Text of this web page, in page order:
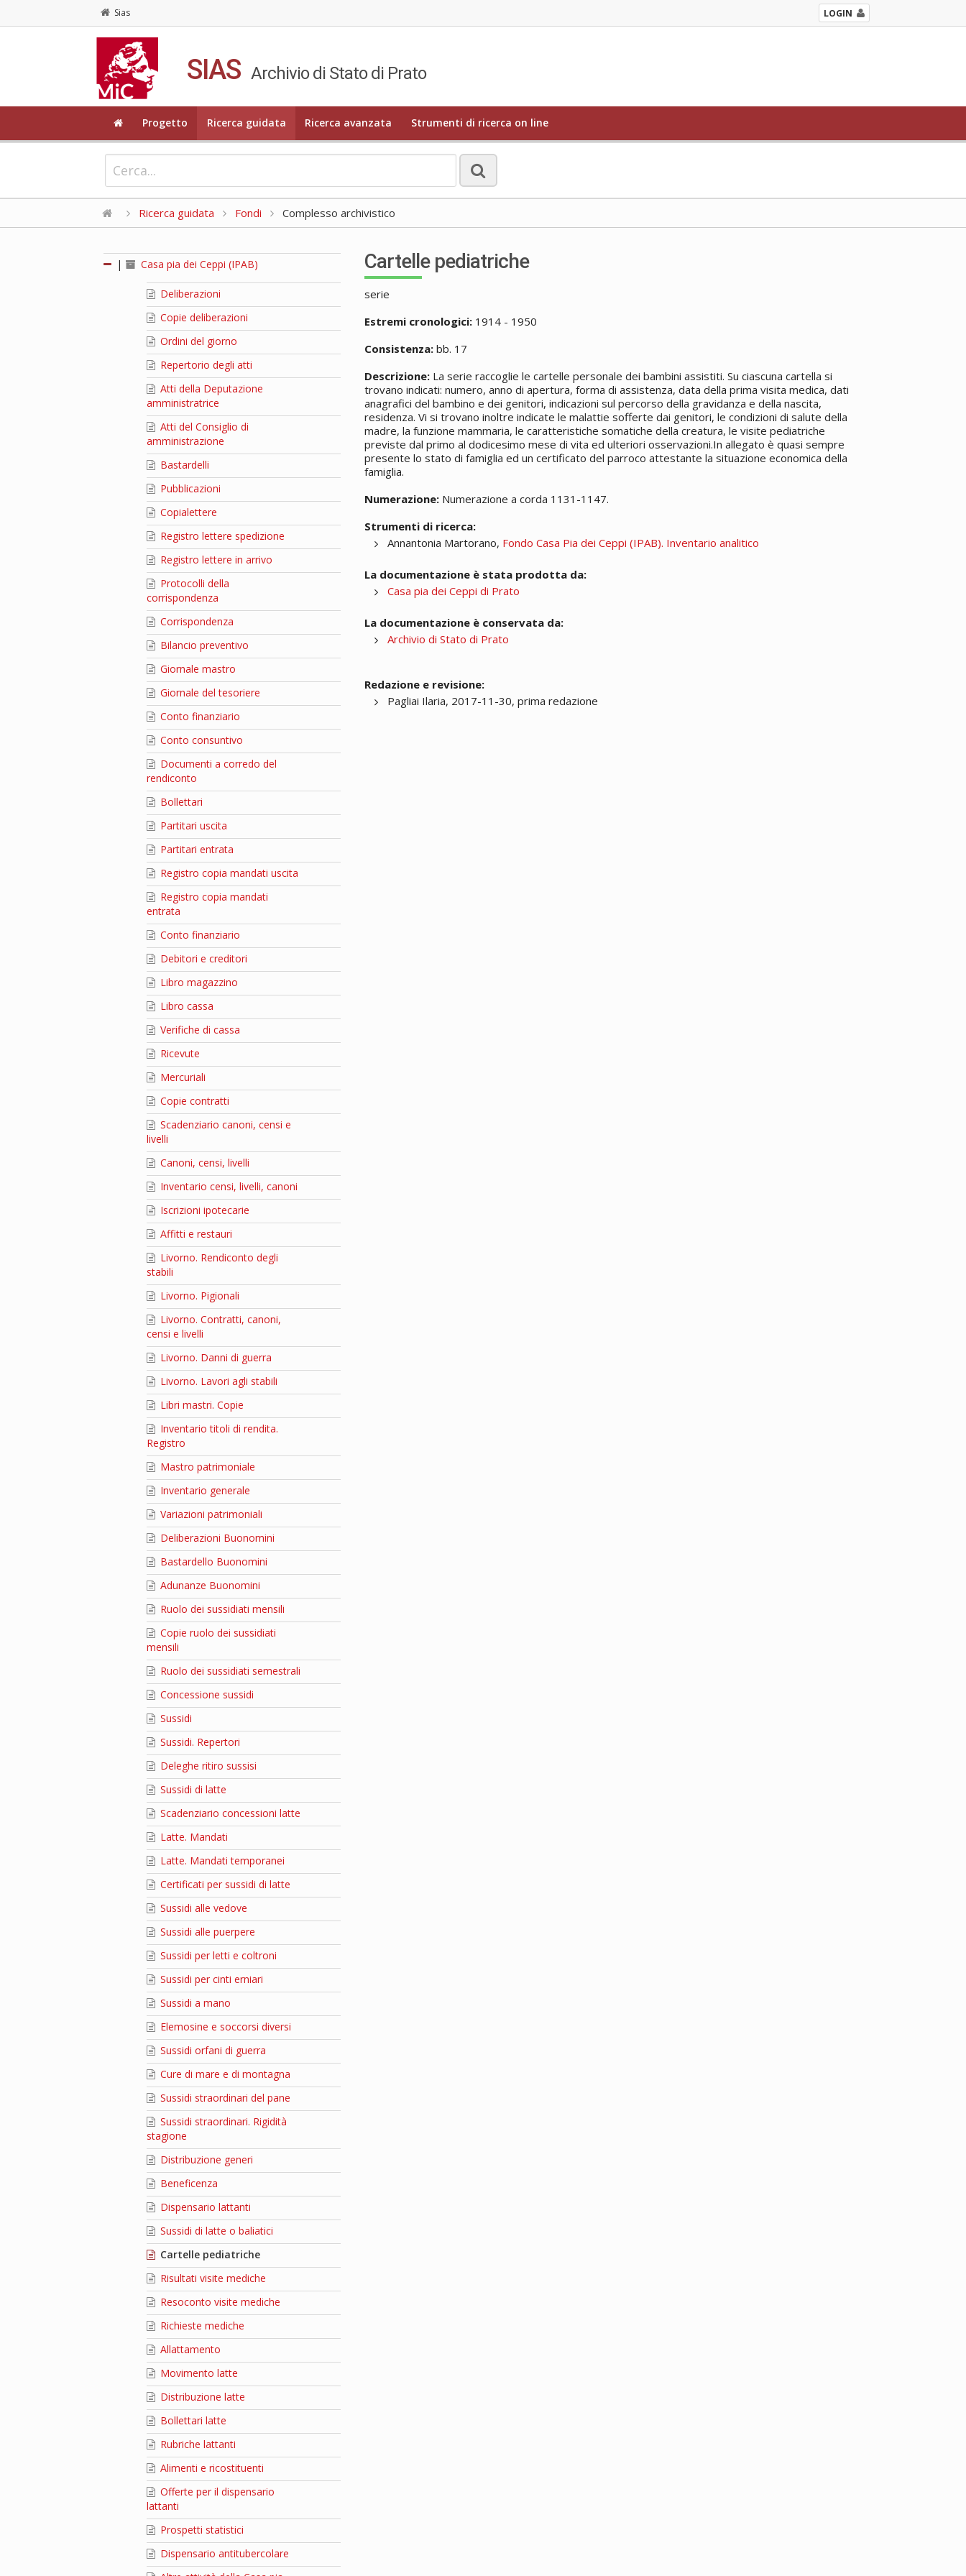
Sias LOGIN
SIAS Archivio di Stato di Prato
Progetto Ricerca guidata Ricerca avanzata Strumenti di ricerca on line
Ricerca guidata Fondi Complesso archivistico
| Casa pia dei Ceppi (IPAB)
Deliberazioni
Copie deliberazioni
Ordini del giorno
Repertorio degli atti
Atti della Deputazione
amministratrice
Atti del Consiglio di
amministrazione
Bastardelli
Pubblicazioni
Copialettere
Registro lettere spedizione
Registro lettere in arrivo
Protocolli della
corrispondenza
Corrispondenza
Bilancio preventivo
Giornale mastro
Giornale del tesoriere
Conto finanziario
Conto consuntivo
Documenti a corredo del
rendiconto
Bollettari
Partitari uscita
Partitari entrata
Registro copia mandati uscita
Registro copia mandati
entrata
Conto finanziario
Debitori e creditori
Libro magazzino
Libro cassa
Verifiche di cassa
Ricevute
Mercuriali
Copie contratti
Scadenziario canoni, censi e
livelli
Canoni, censi, livelli
Inventario censi, livelli, canoni
Iscrizioni ipotecarie
Affitti e restauri
Livorno. Rendiconto degli
stabili
Livorno. Pigionali
Livorno. Contratti, canoni,
censi e livelli
Livorno. Danni di guerra
Livorno. Lavori agli stabili
Libri mastri. Copie
Inventario titoli di rendita.
Registro
Mastro patrimoniale
Inventario generale
Variazioni patrimoniali
Deliberazioni Buonomini
Bastardello Buonomini
Adunanze Buonomini
Ruolo dei sussidiati mensili
Copie ruolo dei sussidiati
mensili
Ruolo dei sussidiati semestrali
Concessione sussidi
Sussidi
Sussidi. Repertori
Deleghe ritiro sussisi
Sussidi di latte
Scadenziario concessioni latte
Latte. Mandati
Latte. Mandati temporanei
Certificati per sussidi di latte
Sussidi alle vedove
Sussidi alle puerpere
Sussidi per letti e coltroni
Sussidi per cinti erniari
Sussidi a mano
Elemosine e soccorsi diversi
Sussidi orfani di guerra
Cure di mare e di montagna
Sussidi straordinari del pane
Sussidi straordinari. Rigidità
stagione
Distribuzione generi
Beneficenza
Dispensario lattanti
Sussidi di latte o baliatici
Cartelle pediatriche
Risultati visite mediche
Resoconto visite mediche
Richieste mediche
Allattamento
Movimento latte
Distribuzione latte
Bollettari latte
Rubriche lattanti
Alimenti e ricostituenti
Offerte per il dispensario
lattanti
Prospetti statistici
Dispensario antitubercolare
Cartelle pediatriche
serie
Estremi cronologici: 1914 - 1950
Consistenza: bb. 17
Descrizione: La serie raccoglie le cartelle personale dei bambini assistiti. Su ciascuna cartella si
trovano indicati: numero, anno di apertura, forma di assistenza, data della prima visita medica, dati
anagrafici del bambino e dei genitori, indicazioni sul percorso della gravidanza e della nascita,
residenza. Vi si trovano inoltre indicate le malattie sofferte dai genitori, le condizioni di salute della
madre, la funzione mammaria, le caratteristiche somatiche della creatura, le visite pediatriche
previste dal primo al dodicesimo mese di vita ed ulteriori osservazioni.In allegato è quasi sempre
presente lo stato di famiglia ed un certificato del parroco attestante la situazione economica della
famiglia.
Numerazione: Numerazione a corda 1131-1147.
Strumenti di ricerca:
Annantonia Martorano, Fondo Casa Pia dei Ceppi (IPAB). Inventario analitico
La documentazione è stata prodotta da:
Casa pia dei Ceppi di Prato
La documentazione è conservata da:
Archivio di Stato di Prato
Redazione e revisione:
Pagliai Ilaria, 2017-11-30, prima redazione